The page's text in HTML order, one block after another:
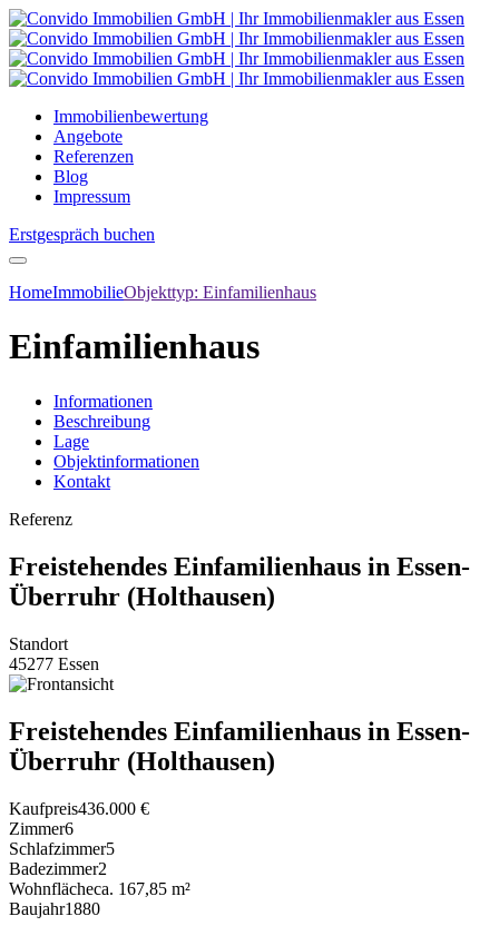
Immobilienbewertung
Angebote
Referenzen
Blog
Impressum
Erstgespräch buchen
HomeImmobilieObjekttyp: Einfamilienhaus
Einfamilienhaus
Informationen
Beschreibung
Lage
Objektinformationen
Kontakt
Referenz
Freistehendes Einfamilienhaus in Essen-
Überruhr (Holthausen)
Standort
45277 Essen
Freistehendes Einfamilienhaus in Essen-
Überruhr (Holthausen)
Kaufpreis436.000 €
Zimmer6
Schlafzimmer5
Badezimmer2
Wohnflächeca. 167,85 m²
Baujahr1880